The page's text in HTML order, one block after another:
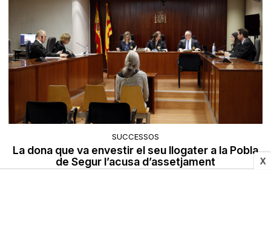
X
SUCCESSOS
La dona que va envestir el seu llogater a la Pobla
de Segur l’acusa d’assetjament